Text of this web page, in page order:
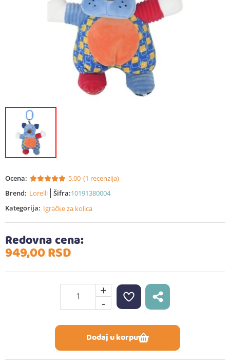
Ocena: 5.00 (1 recenzija)
Brend: Lorelli Šifra:10191380004
Kategorija: Igračke za kolica
Redovna cena:
949,00RSD
+
-
Dodaj u korpu